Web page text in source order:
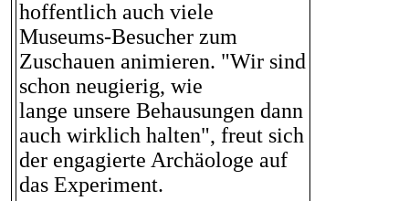
hoffentlich auch viele
Museums-Besucher zum
Zuschauen animieren. "Wir sind
schon neugierig, wie
lange unsere Behausungen dann
auch wirklich halten", freut sich
der engagierte Archäologe auf
das Experiment.